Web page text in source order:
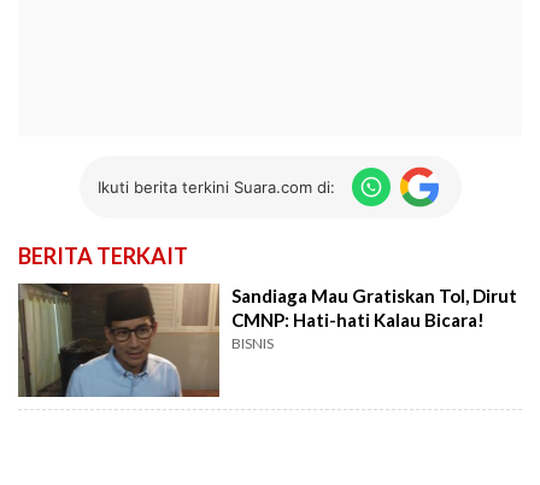
Ikuti berita terkini Suara.com di:
BERITA TERKAIT
Sandiaga Mau Gratiskan Tol, Dirut
CMNP: Hati-hati Kalau Bicara!
BISNIS